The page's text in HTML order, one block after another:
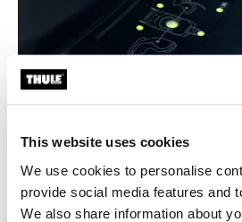
This website uses cookies
We use cookies to personalise
provide social media features and
We also share information about